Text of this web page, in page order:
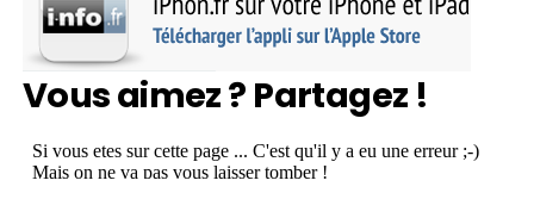
Vous aimez ? Partagez !